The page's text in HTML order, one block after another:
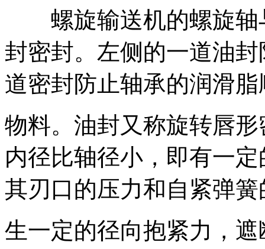
螺旋输送机的螺旋轴
封密封。左侧的一道油
道密封防止轴承的润滑
物料。油封又称旋转唇
内径比轴径小，即有一
其刃口的压力和自紧弹
生一定的径向抱紧力，